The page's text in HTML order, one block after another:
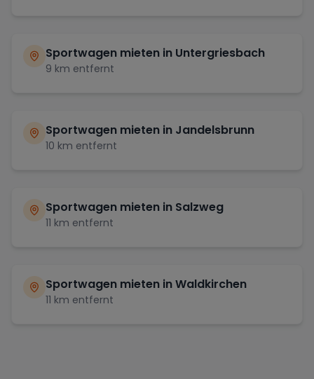
Sportwagen mieten in Untergriesbach
9 km entfernt
Sportwagen mieten in Jandelsbrunn
10 km entfernt
Sportwagen mieten in Salzweg
11 km entfernt
Sportwagen mieten inWaldkirchen
11 km entfernt